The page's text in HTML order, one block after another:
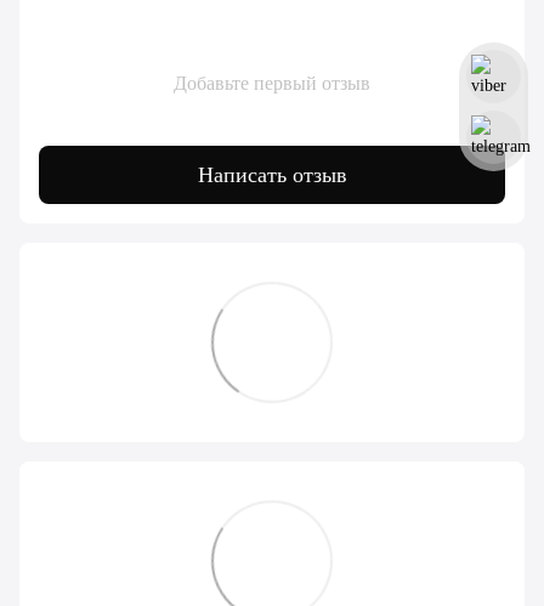
Добавьте первый отзыв
Написать отзыв